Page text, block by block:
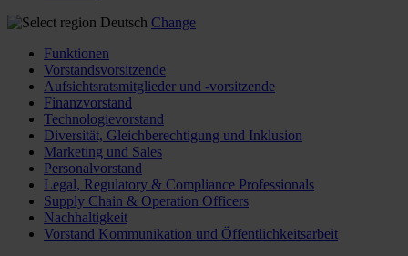
Deutsch Change
Funktionen
Vorstandsvorsitzende
Aufsichtsratsmitglieder und -vorsitzende
Finanzvorstand
Technologievorstand
Diversität, Gleichberechtigung und Inklusion
Marketing und Sales
Personalvorstand
Legal, Regulatory & Compliance Professionals
Supply Chain & Operation Officers
Nachhaltigkeit
Vorstand Kommunikation und Öffentlichkeitsarbeit